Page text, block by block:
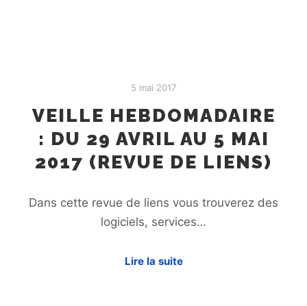
5 mai 2017
VEILLE HEBDOMADAIRE
: DU 29 AVRIL AU 5 MAI
2017 (REVUE DE LIENS)
Dans cette revue de liens vous trouverez des
logiciels, services…
Lire la suite